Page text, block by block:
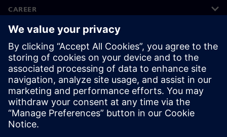
CAREER
©Siemens 2026
기업 정보
개인정보 처리방침
쿠키 정책